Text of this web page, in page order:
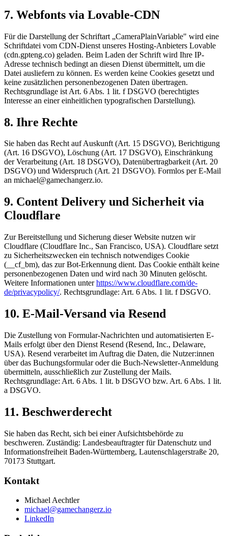
7. Webfonts via Lovable-CDN
Für die Darstellung der Schriftart „CameraPlainVariable" wird eine
Schriftdatei vom CDN-Dienst unseres Hosting-Anbieters Lovable
(cdn.gpteng.co) geladen. Beim Laden der Schrift wird Ihre IP-
Adresse technisch bedingt an diesen Dienst übermittelt, um die
Datei ausliefern zu können. Es werden keine Cookies gesetzt und
keine zusätzlichen personenbezogenen Daten übertragen.
Rechtsgrundlage ist Art. 6 Abs. 1 lit. f DSGVO (berechtigtes
Interesse an einer einheitlichen typografischen Darstellung).
8. Ihre Rechte
Sie haben das Recht auf Auskunft (Art. 15 DSGVO), Berichtigung
(Art. 16 DSGVO), Löschung (Art. 17 DSGVO), Einschränkung
der Verarbeitung (Art. 18 DSGVO), Datenübertragbarkeit (Art. 20
DSGVO) und Widerspruch (Art. 21 DSGVO). Formlos per E-Mail
an michael@gamechangerz.io.
9. Content Delivery und Sicherheit via
Cloudflare
Zur Bereitstellung und Sicherung dieser Website nutzen wir
Cloudflare (Cloudflare Inc., San Francisco, USA). Cloudflare setzt
zu Sicherheitszwecken ein technisch notwendiges Cookie
(__cf_bm), das zur Bot-Erkennung dient. Das Cookie enthält keine
personenbezogenen Daten und wird nach 30 Minuten gelöscht.
Weitere Informationen unter https://www.cloudflare.com/de-
de/privacypolicy/. Rechtsgrundlage: Art. 6 Abs. 1 lit. f DSGVO.
10. E-Mail-Versand via Resend
Die Zustellung von Formular-Nachrichten und automatisierten E-
Mails erfolgt über den Dienst Resend (Resend, Inc., Delaware,
USA). Resend verarbeitet im Auftrag die Daten, die Nutzer:innen
über das Buchungsformular oder die Buch-Newsletter-Anmeldung
übermitteln, ausschließlich zur Zustellung der Mails.
Rechtsgrundlage: Art. 6 Abs. 1 lit. b DSGVO bzw. Art. 6 Abs. 1 lit.
a DSGVO.
11. Beschwerderecht
Sie haben das Recht, sich bei einer Aufsichtsbehörde zu
beschweren. Zuständig: Landesbeauftragter für Datenschutz und
Informationsfreiheit Baden-Württemberg, Lautenschlagerstraße 20,
70173 Stuttgart.
Kontakt
Michael Aechtler
michael@gamechangerz.io
LinkedIn